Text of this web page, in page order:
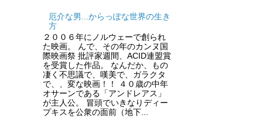
厄介な男...からっぽな世界の生き
方
２００６年にノルウェーで創られ
た映画。 んで、その年のカンヌ国
際映画祭 批評家週間、ACID連盟賞
を受賞した作品。 なんだか、もの
凄く不思議で、嘆美で、ガラクタ
で、、変な映画！！ ４０歳の中年
オサーンである「アンドレアス」
が主人公。 冒頭でいきなりディー
プキスを公衆の面前（地下...